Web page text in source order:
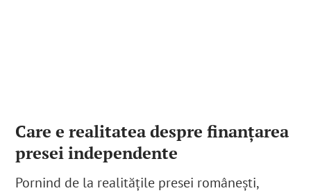
Care e realitatea despre finanțarea
presei independente
Pornind de la realitățile presei românești,